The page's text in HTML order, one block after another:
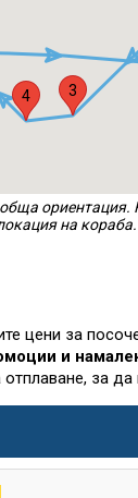
3
4
ориентация.
на кораба.
цени за
и
за